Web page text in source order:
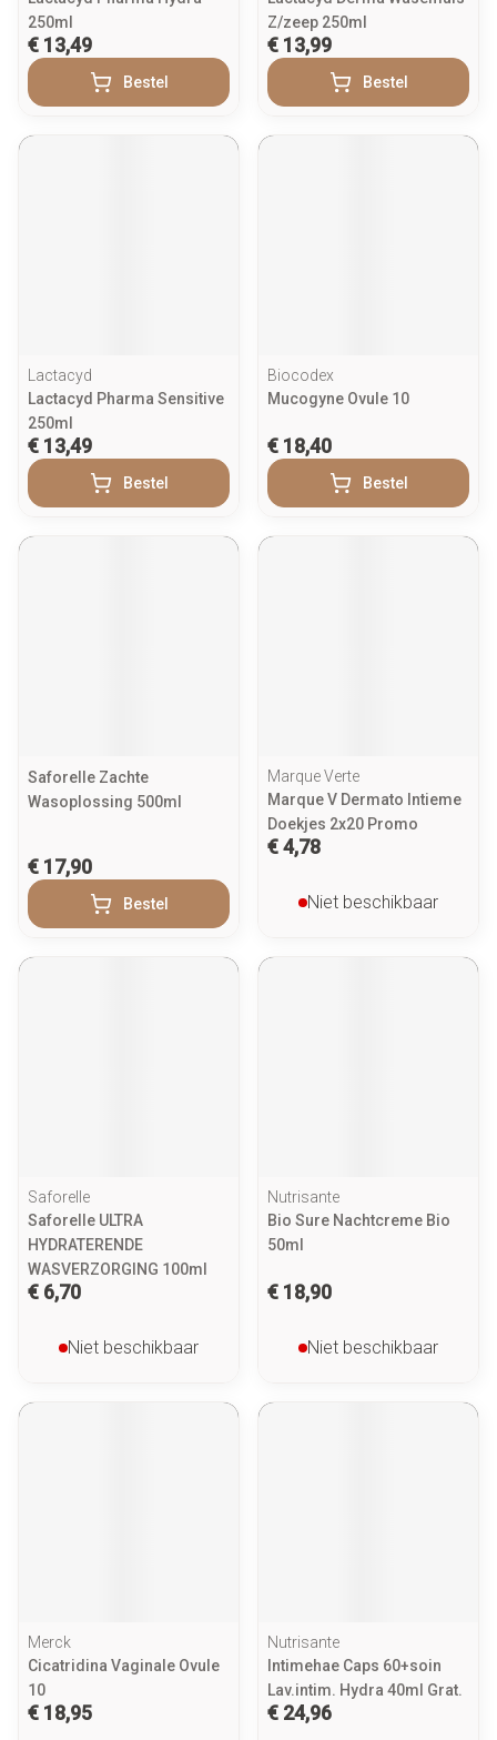
250ml
€ 13,49
Bestel
Z/zeep 250ml
€ 13,99
Bestel
Lactacyd
Lactacyd Pharma Sensitive
250ml
€ 13,49
Bestel
Biocodex
Mucogyne Ovule 10
€ 18,40
Bestel
Saforelle Zachte
Wasoplossing 500ml
€ 17,90
Bestel
Marque Verte
Marque V Dermato Intieme
Doekjes 2x20 Promo
€ 4,78
Niet beschikbaar
Saforelle
Saforelle ULTRA
HYDRATERENDE
WASVERZORGING 100ml
€ 6,70
Niet beschikbaar
Nutrisante
Bio Sure Nachtcreme Bio
50ml
€ 18,90
Niet beschikbaar
Merck
Cicatridina Vaginale Ovule
10
€ 18,95
Nutrisante
Intimehae Caps 60+soin
Lav.intim. Hydra 40ml Grat.
€ 24,96